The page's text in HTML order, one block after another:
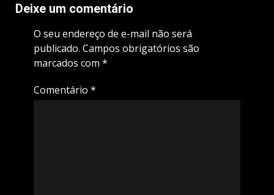
Deixe um comentário
O seu endereço de e-mail não será
publicado. Campos obrigatórios são
marcados com *
Comentário *